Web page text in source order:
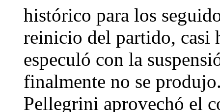
histórico para los
reinicio del partido, casi
especuló con la
finalmente no se
Pellegrini aprovechó el